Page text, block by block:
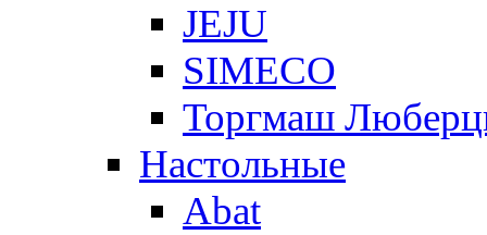
JEJU
SIMECO
Торгмаш
Настольные
Abat